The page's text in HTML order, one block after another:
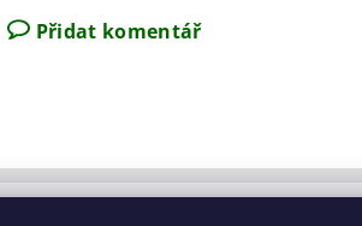
Přidat komentář